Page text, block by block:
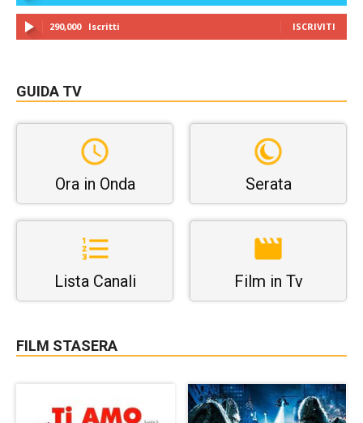
290,000 Iscritti ISCRIVITI
GUIDA TV
Ora in Onda Serata
Lista Canali Film in Tv
FILM STASERA